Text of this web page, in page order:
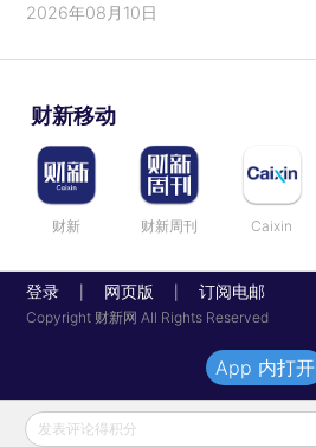
2026年08月10日
财新移动
财新 财新周刊 Caixin
登录 网页版 订阅电邮
Copyright 财新网 All Rights Reserved
发表评论得积分
App 内打开